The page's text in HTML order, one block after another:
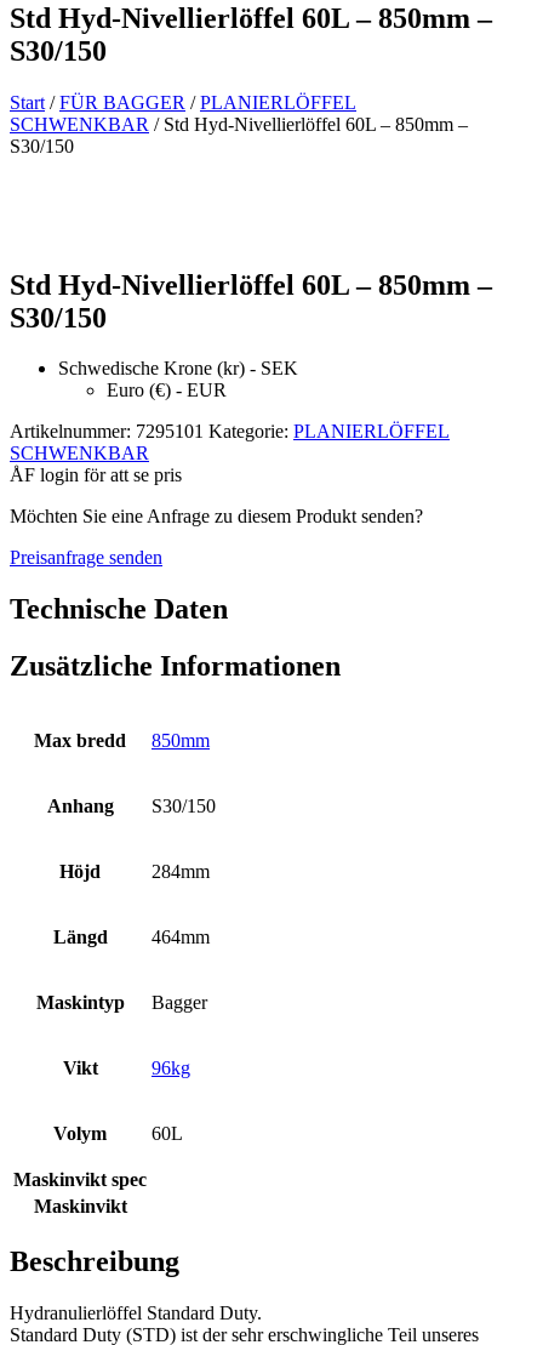
Std Hyd-Nivellierlöffel 60L – 850mm –
S30/150
Start /FÜR BAGGER /PLANIERLÖFFEL
SCHWENKBAR / Std Hyd-Nivellierlöffel 60L – 850mm –
S30/150
Std Hyd-Nivellierlöffel 60L – 850mm –
S30/150
Schwedische Krone (kr) - SEK
Euro (€) - EUR
Artikelnummer: 7295101 Kategorie: PLANIERLÖFFEL
SCHWENKBAR
ÅF login för att se pris
Möchten Sie eine Anfrage zu diesem Produkt senden?
Preisanfrage senden
Technische Daten
Zusätzliche Informationen
Max bredd 850mm
Anhang S30/150
Höjd 284mm
Längd 464mm
Maskintyp Bagger
Vikt 96kg
Volym 60L
Maskinvikt spec
Maskinvikt
Beschreibung
Hydranulierlöffel Standard Duty.
Standard Duty (STD) ist der sehr erschwingliche Teil unseres